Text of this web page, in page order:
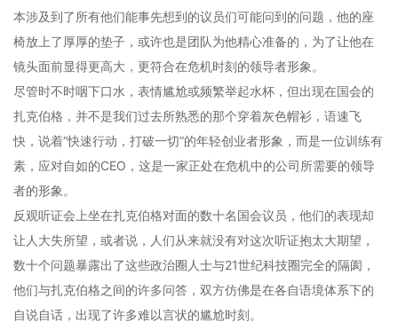
本涉及到了所有他们能事先想到的议员们可能问到的问题，他的座
椅放上了厚厚的垫子，或许也是团队为他精心准备的，为了让他在
镜头面前显得更高大，更符合在危机时刻的领导者形象。
尽管时不时咽下口水，表情尴尬或频繁举起水杯，但出现在国会的
扎克伯格，并不是我们过去所熟悉的那个穿着灰色帽衫，语速飞
快，说着“快速行动，打破一切”的年轻创业者形象，而是一位训练有
素，应对自如的CEO，这是一家正处在危机中的公司所需要的领导
者的形象。
反观听证会上坐在扎克伯格对面的数十名国会议员，他们的表现却
让人大失所望，或者说，人们从来就没有对这次听证抱太大期望，
数十个问题暴露出了这些政治圈人士与21世纪科技圈完全的隔阂，
他们与扎克伯格之间的许多问答，双方仿佛是在各自语境体系下的
自说自话，出现了许多难以言状的尴尬时刻。